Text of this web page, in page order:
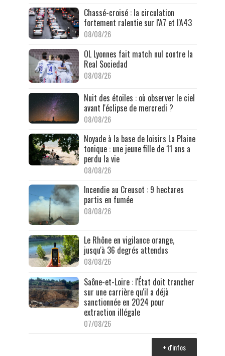
Chassé-croisé : la circulation
fortement ralentie sur l'A7 et l'A43
08/08/26
OL Lyonnes fait match nul contre la
Real Sociedad
08/08/26
Nuit des étoiles : où observer le ciel
avant l'éclipse de mercredi ?
08/08/26
Noyade à la base de loisirs La Plaine
tonique : une jeune fille de 11 ans a
perdu la vie
08/08/26
Incendie au Creusot : 9 hectares
partis en fumée
08/08/26
Le Rhône en vigilance orange,
jusqu'à 36 degrés attendus
08/08/26
Saône-et-Loire : l'État doit trancher
sur une carrière qu'il a déjà
sanctionnée en 2024 pour
extraction illégale
07/08/26
+ d'infos